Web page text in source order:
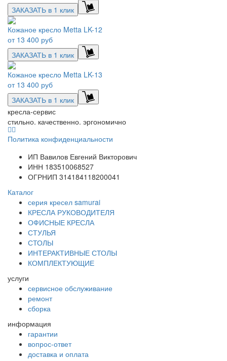
ЗАКАЗАТЬ в 1 клик
Кожаное кресло Metta LK-12
от13 400 руб
ЗАКАЗАТЬ в 1 клик
Кожаное кресло Metta LK-13
от13 400 руб
ЗАКАЗАТЬ в 1 клик
кресла-сервис
стильно. качественно. эргономично
Политика конфиденциальности
ИП Вавилов Евгений Викторович
ИНН 183510068527
ОГРНИП 314184118200041
Каталог
серия кресел samurai
КРЕСЛА РУКОВОДИТЕЛЯ
ОФИСНЫЕ КРЕСЛА
СТУЛЬЯ
СТОЛЫ
ИНТЕРАКТИВНЫЕ СТОЛЫ
КОМПЛЕКТУЮЩИЕ
услуги
сервисное обслуживание
ремонт
сборка
информация
гарантии
вопрос-ответ
доставка и оплата